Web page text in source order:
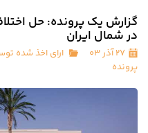
گزارش یک پرونده: حل
در شمال ایران
۲۷ آذر ۰۳ ارای اخذ شده
پرونده